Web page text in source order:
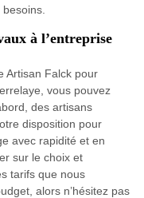
à l’entreprise
Artisan Falck pour
vous pouvez
des artisans
disposition pour
avec rapidité et en
sur le choix et
tarifs que nous
alors n’hésitez pas